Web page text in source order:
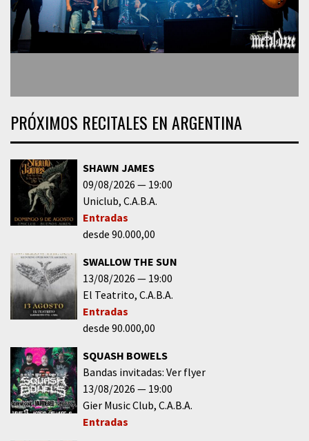
PRÓXIMOS RECITALES EN ARGENTINA
SHAWN JAMES
09/08/2026
19:00
Uniclub C.A.B.A.
Entradas
desde 90.000,00
SWALLOW THE SUN
13/08/2026
19:00
El Teatrito C.A.B.A.
Entradas
desde 90.000,00
SQUASH BOWELS
Bandas invitadas: Ver flyer
13/08/2026
19:00
Gier Music Club C.A.B.A.
Entradas